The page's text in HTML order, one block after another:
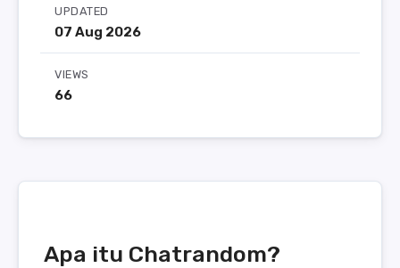
UPDATED
07 Aug 2026
VIEWS
66
Apa itu Chatrandom?